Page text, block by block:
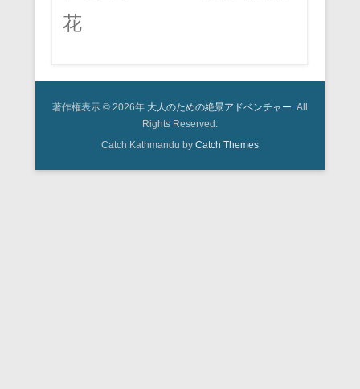
花
著作権表示 © 2026年 大人のための絶景アドベンチャー All
Rights Reserved.
Catch Kathmandu by Catch Themes